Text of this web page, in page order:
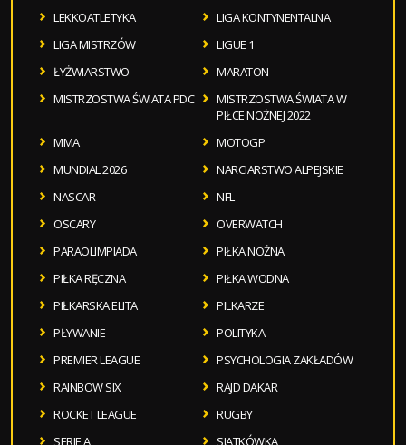
LEKKOATLETYKA
LIGA KONTYNENTALNA
LIGA MISTRZÓW
LIGUE 1
ŁYŻWIARSTWO
MARATON
MISTRZOSTWA ŚWIATA PDC
MISTRZOSTWA ŚWIATA W
PIŁCE NOŻNEJ 2022
MMA
MOTOGP
MUNDIAL 2026
NARCIARSTWO ALPEJSKIE
NASCAR
NFL
OSCARY
OVERWATCH
PARAOLIMPIADA
PIŁKA NOŻNA
PIŁKA RĘCZNA
PIŁKA WODNA
PIŁKARSKA ELITA
PILKARZE
PŁYWANIE
POLITYKA
PREMIER LEAGUE
PSYCHOLOGIA ZAKŁADÓW
RAINBOW SIX
RAJD DAKAR
ROCKET LEAGUE
RUGBY
SERIE A
SIATKÓWKA